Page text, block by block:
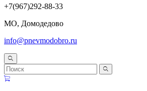
+7(967)292-88-33
МО, Домодедово
info@pnevmodobro.ru